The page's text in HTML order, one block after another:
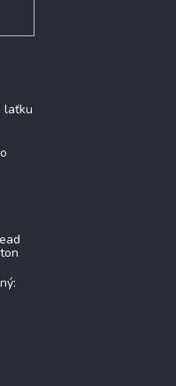
laťku